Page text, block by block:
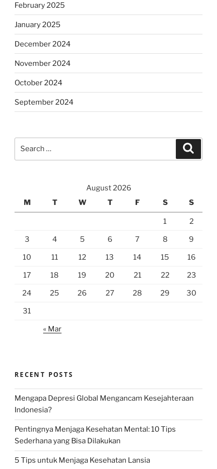
February 2025
January 2025
December 2024
November 2024
October 2024
September 2024
August 2026
M
T W T F S S
1 2
3 4 5 6 7 8 9
10 11 12 13 14 15 16
17 18 19 20 21 22 23
24 25 26 27 28 29 30
31
« Mar
RECENT POSTS
Mengapa Depresi Global Mengancam Kesejahteraan
Indonesia?
Pentingnya Menjaga Kesehatan Mental: 10 Tips
Sederhana yang Bisa Dilakukan
5 Tips untuk Menjaga Kesehatan Lansia